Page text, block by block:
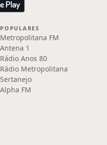
POPULARES
Metropolitana FM
Antena 1
Rádio Anos 80
Rádio Metropolitana
Sertanejo
Alpha FM